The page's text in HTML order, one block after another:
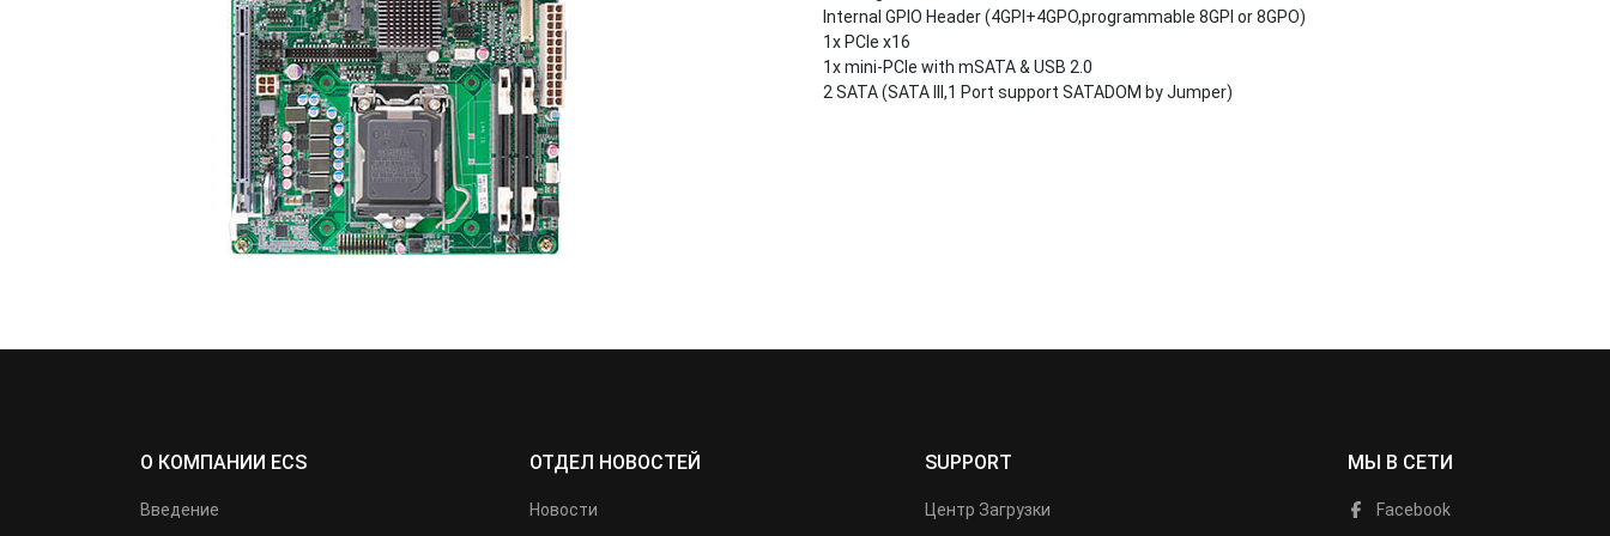
Internal GPIO Header (4GPI+4GPO,programmable 8GPI or 8GPO)
1x PCIe x16
1x mini-PCIe with mSATA & USB 2.0
2 SATA (SATA III,1 Port support SATADOM by Jumper)
О КОМПАНИИ ECS
Введение
ОТДЕЛ НОВОСТЕЙ
Новости
SUPPORT
Центр Загрузки
МЫ В СЕТИ
Facebook